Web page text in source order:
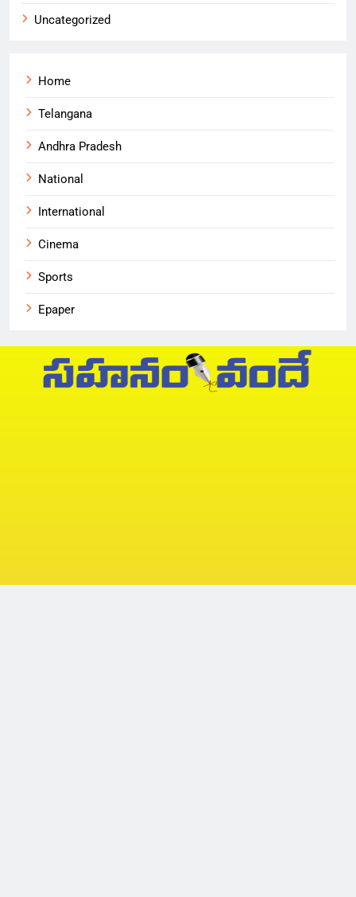
Uncategorized
Home
Telangana
Andhra Pradesh
National
International
Cinema
Sports
Epaper